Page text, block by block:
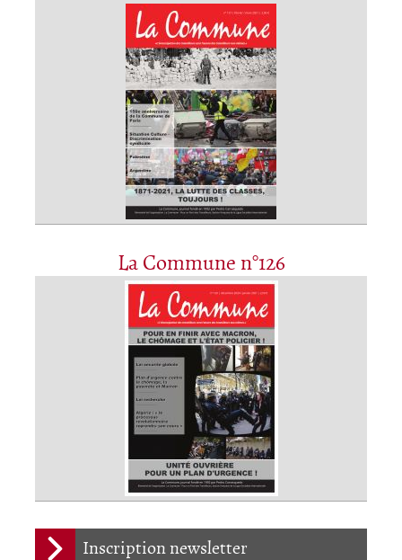
La Commune n°126
Inscription newsletter